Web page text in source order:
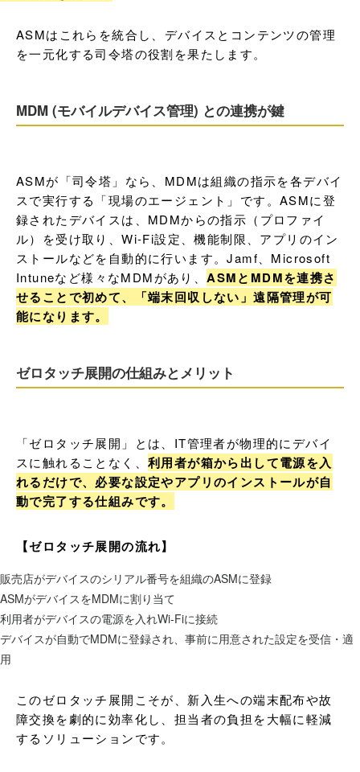
ASMはこれらを統合し、デバイスとコンテンツの管理
を一元化する司令塔の役割を果たします。
MDM (モバイルデバイス管理) との連携が鍵
ASMが「司令塔」なら、MDMは組織の指示を各デバイ
スで実行する「現場のエージェント」です。ASMに登
録されたデバイスは、MDMからの指示（プロファイ
ル）を受け取り、Wi-Fi設定、機能制限、アプリのイン
ストールなどを自動的に行います。Jamf、Microsoft
Intuneなど様々なMDMがあり、ASMとMDMを連携さ
せることで初めて、「端末回収しない」遠隔管理が可
能になります。
ゼロタッチ展開の仕組みとメリット
「ゼロタッチ展開」とは、IT管理者が物理的にデバイ
スに触れることなく、 利用者が箱から出して電源を入
れるだけで、必要な設定やアプリのインストールが自
動で完了する仕組みです。
【ゼロタッチ展開の流れ】
販売店がデバイスのシリアル番号を組織のASMに登録
ASMがデバイスをMDMに割り当て
利用者がデバイスの電源を入れWi-Fiに接続
デバイスが自動でMDMに登録され、事前に用意された設定を受信・適
用
このゼロタッチ展開こそが、新入生への端末配布や故
障交換を劇的に効率化し、担当者の負担を大幅に軽減
するソリューションです。